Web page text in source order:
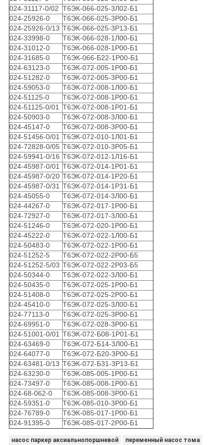
024-31117-0/02 Т6ЭК-066-025-3Л02-Б1
024-25926-0
Т6ЭК-066-025-3Р00-Б1
024-25926-0/13 Т6ЭК-066-025-3Р13-Б1
024-33998-0
Т6ЭК-066-028-1Л00-Б1
024-31012-0
Т6ЭК-066-028-1Р00-Б1
024-31685-0
Т6ЭК-066-Б22-1Р00-Б1
024-63123-0
Т6ЭК-072-005-1Р00-Б1
024-51282-0
Т6ЭК-072-005-3Р00-Б1
024-59053-0
Т6ЭК-072-008-1Л00-Б1
024-51125-0
Т6ЭК-072-008-1Р00-Б1
024-51125-0/01
Т6ЭК-072-008-1Р01-Б1
024-50903-0
Т6ЭК-072-008-3Л00-Б1
024-45147-0
Т6ЭК-072-008-3Р00-Б1
024-51456-0/01 Т6ЭК-072-010-1Л01-Б1
024-72828-0/05 Т6ЭК-072-010-3Р05-Б1
024-59941-0/16 Т6ЭК-072-012-1Л16-Б1
024-45987-0/01 Т6ЭК-072-014-1Р01-Б1
024-45987-0/20 Т6ЭК-072-014-1Р20-Б1
024-45987-0/31 Т6ЭК-072-014-1Р31-Б1
024-45055-0
Т6ЭК-072-014-3Л00-Б1
024-44267-0
Т6ЭК-072-017-1Р00-Б1
024-72927-0
Т6ЭК-072-017-3Л00-Б1
024-51246-0
Т6ЭК-072-020-1Р00-Б1
024-45222-0
Т6ЭК-072-022-1Л00-Б1
024-50483-0
Т6ЭК-072-022-1Р00-Б1
024-51252-5
Т6ЭК-072-022-2Р00-Б5
024-51252-5/03 Т6ЭК-072-022-2Р03-Б5
024-50344-0
Т6ЭК-072-022-3Л00-Б1
024-50435-0
Т6ЭК-072-025-1Р00-Б1
024-51408-0
Т6ЭК-072-025-2Р00-Б1
024-45410-0
Т6ЭК-072-025-3Л00-Б1
024-77113-0
Т6ЭК-072-025-3Р00-Б1
024-69951-0
Т6ЭК-072-028-3Р00-Б1
024-51001-0/01 Т6ЭК-072-Б08-1Р01-Б1
024-63469-0
Т6ЭК-072-Б14-3Л00-Б1
024-64077-0
Т6ЭК-072-Б20-3Р00-Б1
024-63481-0/13 Т6ЭК-072-Б31-3Р13-Б1
024-63230-0
Т6ЭК-085-005-1Р00-Б1
024-73497-0
Т6ЭК-085-008-1Р00-Б1
024-68-062-0
Т6ЭК-085-008-3Р00-Б1
024-59351-0
Т6ЭК-085-010-3Р00-Б1
024-76789-0
Т6ЭК-085-017-1Р00-Б1
024-91395-0
Т6ЭК-085-017-2Р00-Б1
насос паркер аксиальнопоршневой
переменный насос тома